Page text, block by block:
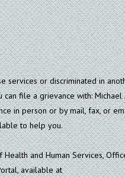
services or discriminated in
file a grievance with: Michael
in person or by mail, fax, or
to help you.
and Human Services,
available at